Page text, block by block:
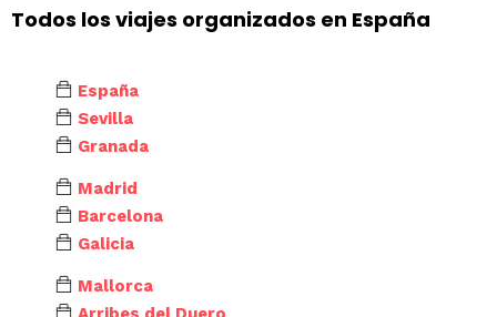
Todos los viajes organizados en España
España
Sevilla
Granada
Madrid
Barcelona
Galicia
Mallorca